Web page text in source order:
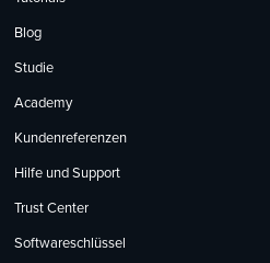
Blog
Studie
Academy
Kundenreferenzen
Hilfe und Support
Trust Center
Softwareschlüssel